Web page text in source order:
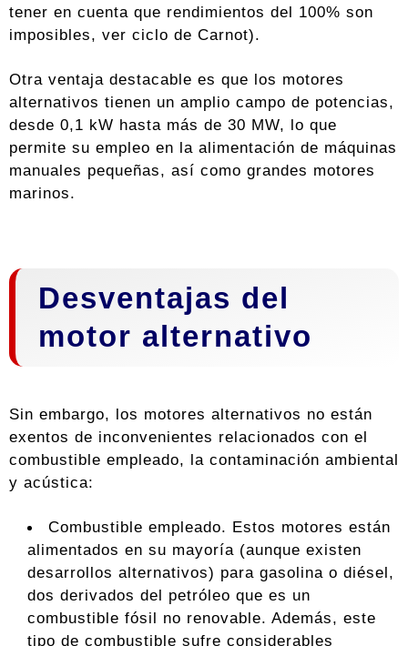
tener en cuenta que rendimientos del 100% son
imposibles, ver ciclo de Carnot).
Otra ventaja destacable es que los motores
alternativos tienen un amplio campo de potencias,
desde 0,1 kW hasta más de 30 MW, lo que
permite su empleo en la alimentación de máquinas
manuales pequeñas, así como grandes motores
marinos.
Desventajas del
motor alternativo
Sin embargo, los motores alternativos no están
exentos de inconvenientes relacionados con el
combustible empleado, la contaminación ambiental
y acústica:
Combustible empleado. Estos motores están
alimentados en su mayoría (aunque existen
desarrollos alternativos) para gasolina o diésel,
dos derivados del petróleo que es un
combustible fósil no renovable. Además, este
tipo de combustible sufre considerables